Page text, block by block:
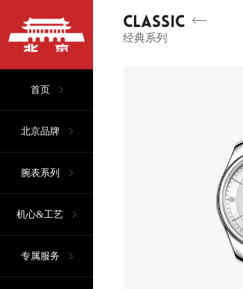
首页
北京品牌
腕表系列
机心&工艺
专属服务
CLASSIC
经典系列